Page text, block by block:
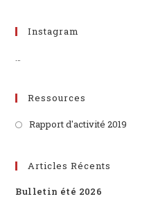
Instagram
…
Ressources
Rapport d'activité 2019
Articles Récents
Bulletin été 2026